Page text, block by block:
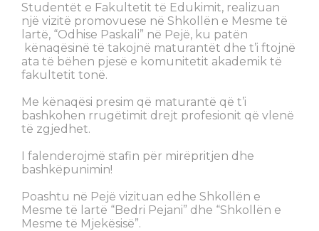
Studentët e Fakultetit të Edukimit, realizuan
një vizitë promovuese në Shkollën e Mesme të
lartë, “Odhise Paskali” në Pejë, ku patën
kënaqësinë të takojnë maturantët dhe t’i ftojnë
ata të bëhen pjesë e komunitetit akademik të
fakultetit tonë.
Me kënaqësi presim që maturantë që t’i
bashkohen rrugëtimit drejt profesionit që vlenë
të zgjedhet.
I falenderojmë stafin për mirëpritjen dhe
bashkëpunimin!
Poashtu në Pejë vizituan edhe Shkollën e
Mesme të lartë “Bedri Pejani” dhe “Shkollën e
Mesme të Mjekësisë”.